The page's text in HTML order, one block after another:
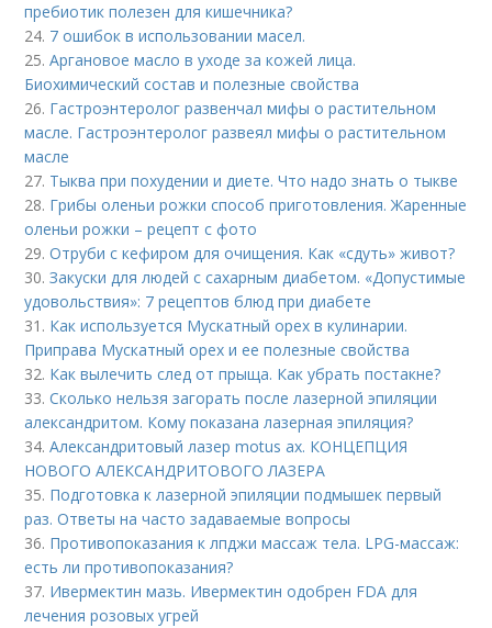
пребиотик полезен для кишечника?
24. 7 ошибок в использовании масел.
25.Аргановое масло в уходе за кожей лица.
Биохимический состав и полезные свойства
26. Гастроэнтеролог развенчал мифы о растительном
масле. Гастроэнтеролог развеял мифы о растительном
масле
27. Тыква при похудении и диете. Что надо знать о тыкве
28. Грибы оленьи рожки способ приготовления. Жаренные
оленьи рожки – рецепт с фото
29.Отруби с кефиром для очищения. Как «сдуть» живот?
30.Закуски для людей с сахарным диабетом. «Допустимые
удовольствия»: 7 рецептов блюд при диабете
31. Как используется Мускатный орех в кулинарии.
Приправа Мускатный орех и ее полезные свойства
32. Как вылечить след от прыща. Как убрать постакне?
33.Сколько нельзя загорать после лазерной эпиляции
александритом. Кому показана лазерная эпиляция?
34.Александритовый лазер motus ax. КОНЦЕПЦИЯ
НОВОГО АЛЕКСАНДРИТОВОГО ЛАЗЕРА
35. Подготовка к лазерной эпиляции подмышек первый
раз. Ответы на часто задаваемые вопросы
36. Противопоказания к лпджи массаж тела. LPG-массаж:
есть ли противопоказания?
37. Ивермектин мазь. Ивермектин одобрен FDA для
лечения розовых угрей